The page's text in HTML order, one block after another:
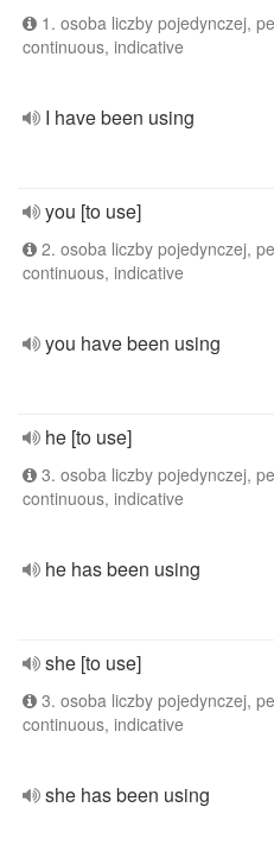
1. osoba liczby pojedynczej,
continuous, indicative
I have been using
you [to use]
2. osoba liczby pojedynczej,
continuous, indicative
you have been using
he [to use]
3. osoba liczby pojedynczej,
continuous, indicative
he has been using
she [to use]
3. osoba liczby pojedynczej,
continuous, indicative
she has been using